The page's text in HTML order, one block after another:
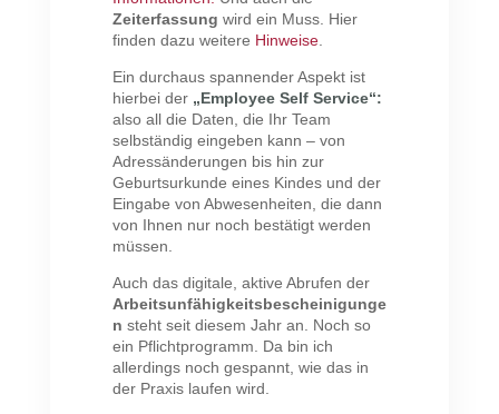
Zeiterfassung wird ein Muss. Hier
finden dazu weitere Hinweise
Ein durchaus spannender Aspekt ist
hierbei der „Employee Self Service“:
also all die Daten, die Ihr Team
selbständig eingeben kann – von
Adressänderungen bis hin zur
Geburtsurkunde eines Kindes und der
Eingabe von Abwesenheiten, die dann
von Ihnen nur noch bestätigt werden
müssen.
Auch das digitale, aktive Abrufen der
Arbeitsunfähigkeitsbescheinigunge
n steht seit diesem Jahr an. Noch so
ein Pflichtprogramm. Da bin ich
allerdings noch gespannt, wie das in
der Praxis laufen wird.